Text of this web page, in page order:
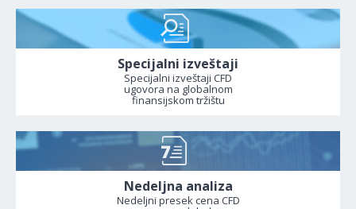
Specijalni izveštaji
Specijalni izveštaji CFD
ugovora na globalnom
finansijskom tržištu
Nedeljna analiza
Nedeljni presek cena CFD